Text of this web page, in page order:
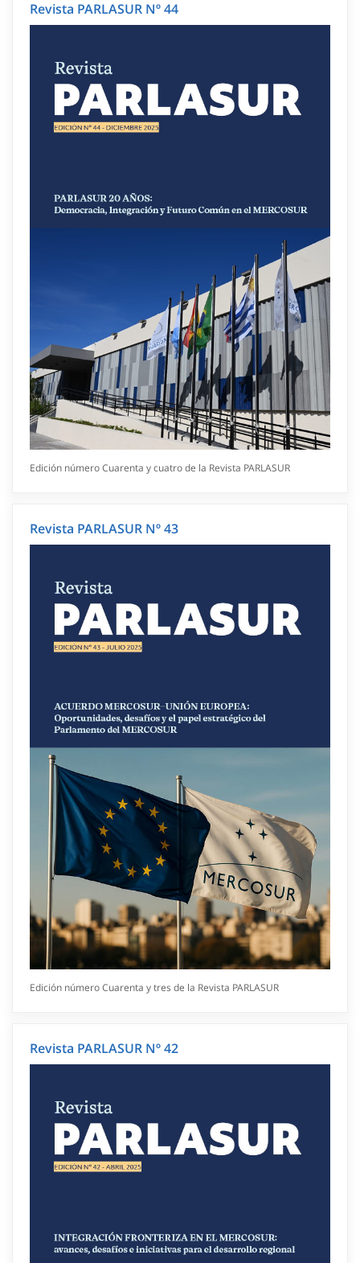
Revista PARLASUR Nº 44
Edición número Cuarenta y cuatro de la Revista PARLASUR
Revista PARLASUR Nº 43
Edición número Cuarenta y tres de la Revista PARLASUR
Revista PARLASUR Nº 42